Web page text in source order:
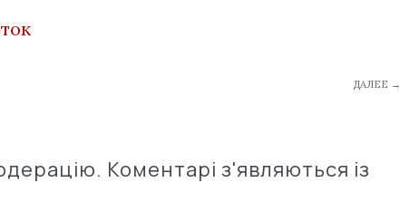
ДАЛЕЕ →
Коментарі з'являються із